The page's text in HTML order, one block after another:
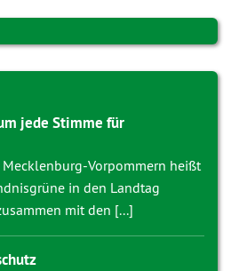
jede Stimme für
Vorpommern heißt
in den Landtag
mit den [...]